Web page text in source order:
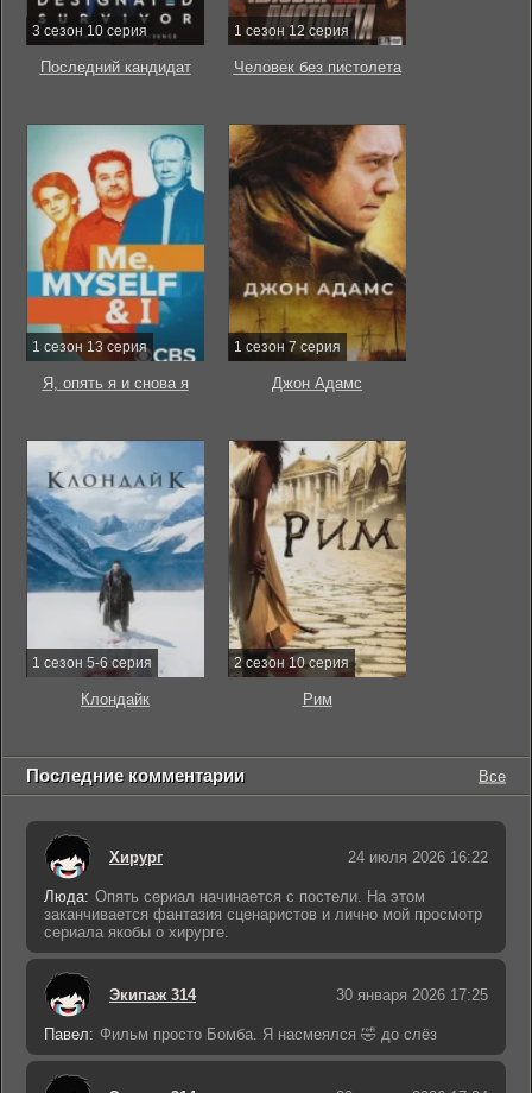
3 сезон 10 серия
Последний кандидат
1 сезон 12 серия
Человек без пистолета
1 сезон 13 серия
Я, опять я и снова я
1 сезон 7 серия
Джон Адамс
1 сезон 5-6 серия
Клондайк
2 сезон 10 серия
Рим
Последние комментарии Все
Хирург 24 июля 2026 16:22
Люда: Опять сериал начинается с постели. На этом
заканчивается фантазия сценаристов и лично мой просмотр
сериала якобы о хирурге.
Экипаж 314 30 января 2026 17:25
Павел: Фильм просто Бомба. Я насмеялся 🤣 до слёз